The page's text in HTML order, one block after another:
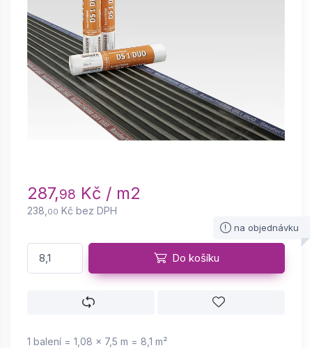
287,98 Kč / m2
238, 00 Kč bez DPH
na objednávku
Do košíku
1 balení = 1,08 × 7,5 m = 8,1 m²